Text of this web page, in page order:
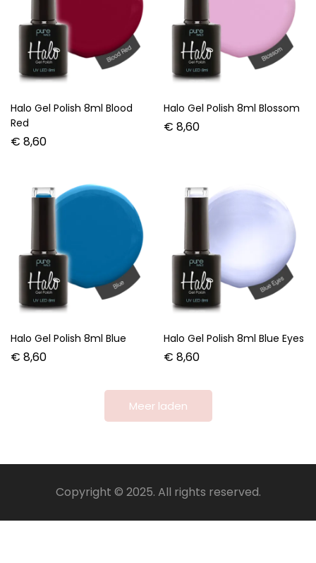
Halo Gel Polish 8ml Blood
Red
€ 8,60
Halo Gel Polish 8ml Blossom
€ 8,60
Halo Gel Polish 8ml Blue
€ 8,60
Halo Gel Polish 8ml Blue Eyes
€ 8,60
Meer laden
Copyright © 2025. All rights reserved.